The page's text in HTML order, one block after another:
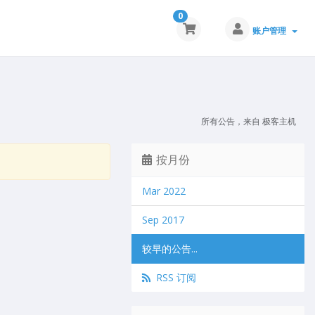
0
账户管理
所有公告，来自 极客主机
按月份
Mar 2022
Sep 2017
较早的公告...
RSS 订阅